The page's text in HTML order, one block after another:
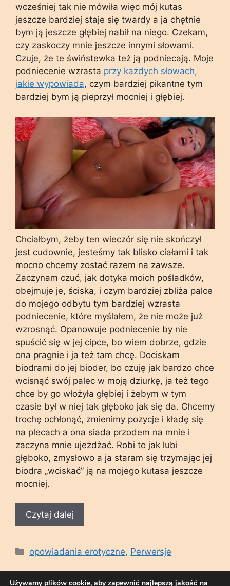
wcześniej tak nie mówiła więc mój kutas
jeszcze bardziej staje się twardy a ja chętnie
bym ją jeszcze głębiej nabił na niego. Czekam,
czy zaskoczy mnie jeszcze innymi słowami.
Czuje, że te świństewka też ją podniecają. Moje
podniecenie wzrasta przy każdych słowach,
jakie wypowiada, czym bardziej pikantne tym
bardziej bym ją pieprzył mocniej i głębiej.
Chciałbym, żeby ten wieczór się nie skończył
jest cudownie, jesteśmy tak blisko ciałami i tak
mocno chcemy zostać razem na zawsze.
Zaczynam czuć, jak dotyka moich pośladków,
obejmuje je, ściska, i czym bardziej zbliża palce
do mojego odbytu tym bardziej wzrasta
podniecenie, które myślałem, że nie może już
wzrosnąć. Opanowuje podniecenie by nie
spuścić się w jej cipce, bo wiem dobrze, gdzie
ona pragnie i ja też tam chcę. Dociskam
biodrami do jej bioder, bo czuję jak bardzo chce
wcisnąć swój palec w moją dziurkę, ja też tego
chce by go włożyła głębiej i żebym w tym
czasie był w niej tak głęboko jak się da. Chcemy
trochę ochłonąć, zmienimy pozycje i kładę się
na plecach a ona siada przodem na mnie i
zaczyna mnie ujeżdżać. Robi to jak lubi
głęboko, zmysłowo a ja staram się trzymając jej
biodra „wciskać” ją na mojego kutasa jeszcze
mocniej.
Czytaj dalej
Kategorie
opowiadania erotyczne, Perwersje
Używamy plików cookie, aby zapewnić najlepszą jakość na